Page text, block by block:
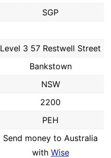
SGP
Level 3 57 Restwell Street
Bankstown
NSW
2200
PEH
Send money to Australia
with Wise